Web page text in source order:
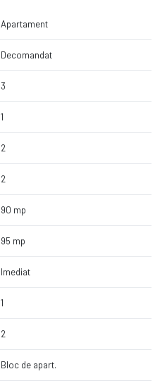
Apartament
Decomandat
3
1
2
2
90 mp
95 mp
Imediat
1
2
Bloc de apart.